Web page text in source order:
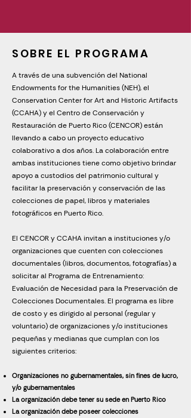
SOBRE EL PROGRAMA
A través de una subvención del National
Endowments for the Humanities (NEH), el
Conservation Center for Art and Historic Artifacts
(CCAHA) y el Centro de Conservación y
Restauración de Puerto Rico (CENCOR) están
llevando a cabo un proyecto educativo
colaborativo a dos años. La colaboración entre
ambas instituciones tiene como objetivo brindar
apoyo a custodios del patrimonio cultural y
facilitar la preservación y conservación de las
colecciones de papel, libros y materiales
fotográficos en Puerto Rico.
El CENCOR y CCAHA invitan a instituciones y/o
organizaciones que cuenten con colecciones
documentales (libros, documentos, fotografías) a
solicitar al Programa de Entrenamiento:
Evaluación de Necesidad para la Preservación de
Colecciones Documentales. El programa es libre
de costo y es dirigido al personal (regular y
voluntario) de organizaciones y/o instituciones
pequeñas y medianas que cumplan con los
siguientes criterios:
Organizaciones no gubernamentales, sin fines de lucro,
y/o gubernamentales
La organización debe tener su sede en Puerto Rico
La organización debe poseer colecciones